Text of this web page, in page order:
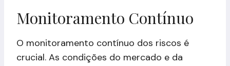
Monitoramento Contínuo
O monitoramento contínuo dos riscos é
crucial. As condições do mercado e da